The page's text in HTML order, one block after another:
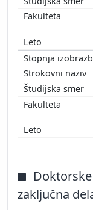
zaključna